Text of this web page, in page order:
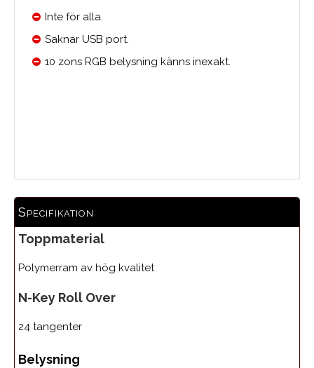
Inte för alla.
Saknar USB port.
10 zons RGB belysning känns inexakt.
Specifikation
Toppmaterial
Polymerram av hög kvalitet
N-Key Roll Over
24 tangenter
Belysning